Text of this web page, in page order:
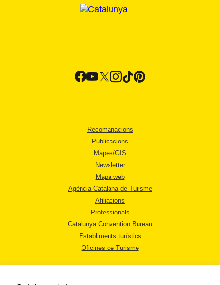
Recomanacions
Publicacions
Mapes/GIS
Newsletter
Mapa web
Agència Catalana de Turisme
Afiliacions
Professionals
Catalunya Convention Bureau
Establiments turístics
Oficines de Turisme